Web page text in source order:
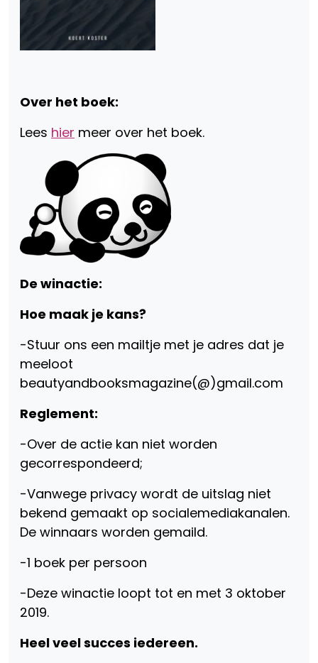
Over het boek:
Lees hier meer over het boek.
De winactie:
Hoe maak je kans?
-Stuur ons een mailtje met je adres dat je
meeloot
beautyandbooksmagazine(@)gmail.com
Reglement:
-Over de actie kan niet worden
gecorrespondeerd;
-Vanwege privacy wordt de uitslag niet
bekend gemaakt op socialemediakanalen.
De winnaars worden gemaild.
-1 boek per persoon
-Deze winactie loopt tot en met 3 oktober
2019.
Heel veel succes iedereen.